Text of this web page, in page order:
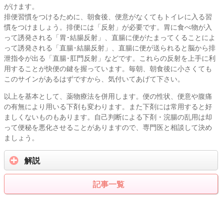
がけます。
排便習慣をつけるために、朝食後、便意がなくてもトイレに入る習
慣をつけましょう。排便には「反射」が必要です。胃に食べ物が入
って誘発される「胃･結腸反射」、直腸に便がたまってくることによ
って誘発される「直腸･結腸反射」、直腸に便が送られると脳から排
泄指令が出る「直腸･肛門反射」などです。これらの反射を上手に利
用することが快便の鍵を握っています。毎朝、朝食後に小さくても
このサインがあるはずですから、気付いてあげて下さい。
以上を基本として、薬物療法を併用します。便の性状、便意や腹痛
の有無により用いる下剤も変わります。また下剤には常用すると好
ましくないものもあります。自己判断による下剤・浣腸の乱用は却
って便秘を悪化させることがありますので、専門医と相談して決め
ましょう。
解説
記事一覧